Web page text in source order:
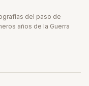
del paso de
años de la Guerra